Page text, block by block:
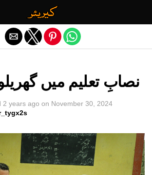
نصابِ تعلیم میں
2 years ago on November 30, 2024
Exit mobile version